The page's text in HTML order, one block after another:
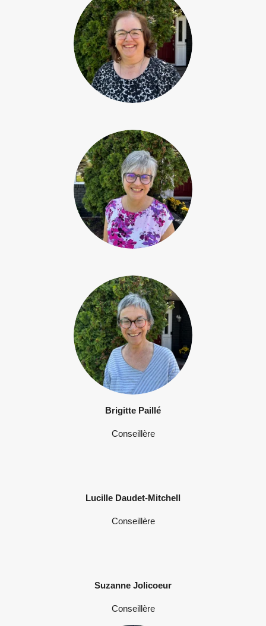
Brigitte Paillé
Conseillère
Lucille Daudet-Mitchell
Conseillère
Suzanne Jolicoeur
Conseillère